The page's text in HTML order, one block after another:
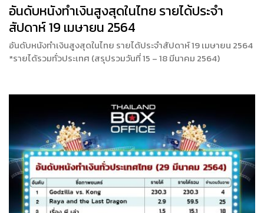
อันดับหนังทำเงินสูงสุดในไทย รายได้ประจำ
สัปดาห์ 19 เมษายน 2564
อันดับหนังทำเงินสูงสุดในไทย รายได้ประจำสัปดาห์ 19 เมษายน 2564
*รายได้รวมทั่วประเทศ (สรุปรวมวันที่ 15 – 18 มีนาคม 2564)